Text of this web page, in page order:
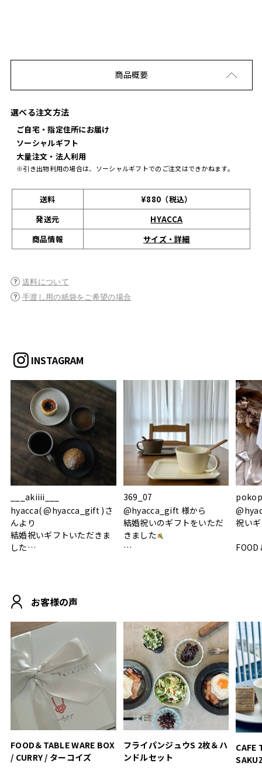
商品概要
選べる注文方法
ご自宅・指定住所にお届け
ソーシャルギフト
大量注文・法人利用
※引き出物利用の場合は、ソーシャルギフトでのご注文はできかねます。
送料
¥880（税込）
発送元
HYACCA
商品情報
サイズ・詳細
送料について
手渡し用の紙袋をご希望の場合
INSTAGRAM
___akiiii___
hyacca( @hyacca_gift )さ
んより
結婚祝いギフトいただきま
した
おうちカフェもお洒落にな
って嬉しい𖠚 ⡱
.
#hyacca #結婚祝い
369_07
@hyacca_gift 様から
結婚祝いのギフトをいただ
きました
素敵なギフトを
ありがとうございました
#hyacca #結婚祝い
#お祝い #プレゼント
祝い
FOOD
真っ
いい
#結婚
淡色
結婚
色イ
お客様の声
FOOD＆TABLE WARE BOX
/ CURRY / ターコイズ
フライパンジュウS 2枚＆ハ
ンドルセット
CAFE